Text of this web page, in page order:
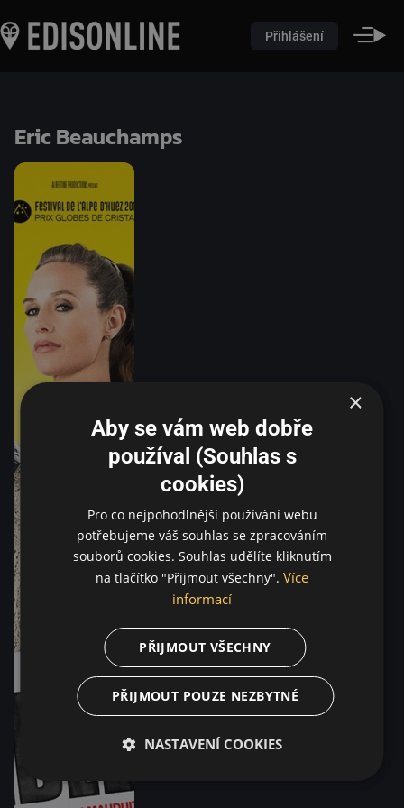
Přihlášení
Eric Beauchamps
×
Aby se vám web dobře
používal (Souhlas s
cookies)
Pro co nejpohodlnější používání webu
potřebujeme váš souhlas se zpracováním
souborů cookies. Souhlas udělíte kliknutím
na tlačítko "Přijmout všechny". Více
informací
PŘIJMOUT VŠECHNY
PŘIJMOUT POUZE NEZBYTNÉ
NASTAVENÍ COOKIES